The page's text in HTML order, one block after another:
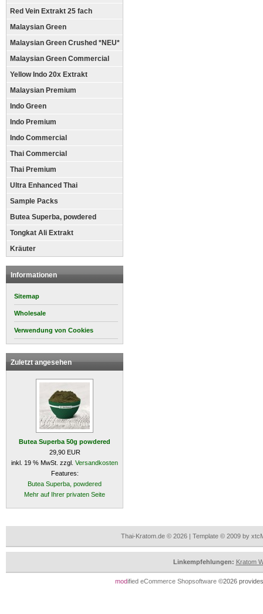
Red Vein Extrakt 25 fach
Malaysian Green
Malaysian Green Crushed *NEU*
Malaysian Green Commercial
Yellow Indo 20x Extrakt
Malaysian Premium
Indo Green
Indo Premium
Indo Commercial
Thai Commercial
Thai Premium
Ultra Enhanced Thai
Sample Packs
Butea Superba, powdered
Tongkat Ali Extrakt
Kräuter
Informationen
Sitemap
Wholesale
Verwendung von Cookies
Zuletzt angesehen
Butea Superba 50g powdered
29,90 EUR
inkl. 19 % MwSt. zzgl. Versandkosten
Features:
Butea Superba, powdered
Mehr auf Ihrer privaten Seite
Thai-Kratom.de © 2026 | Template © 2009 by
Linkempfehlungen: Kratom
modified eCommerce Shopsoftware©2026